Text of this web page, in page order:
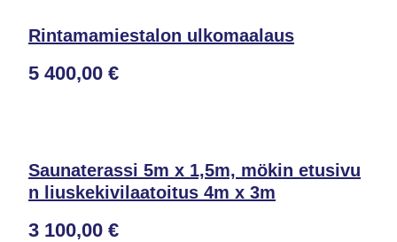
Rintamamiestalon ulkomaalaus
5 400,00 €
Saunaterassi 5m x 1,5m, mökin etusivu
n liuskekivilaatoitus 4m x 3m
3 100,00 €